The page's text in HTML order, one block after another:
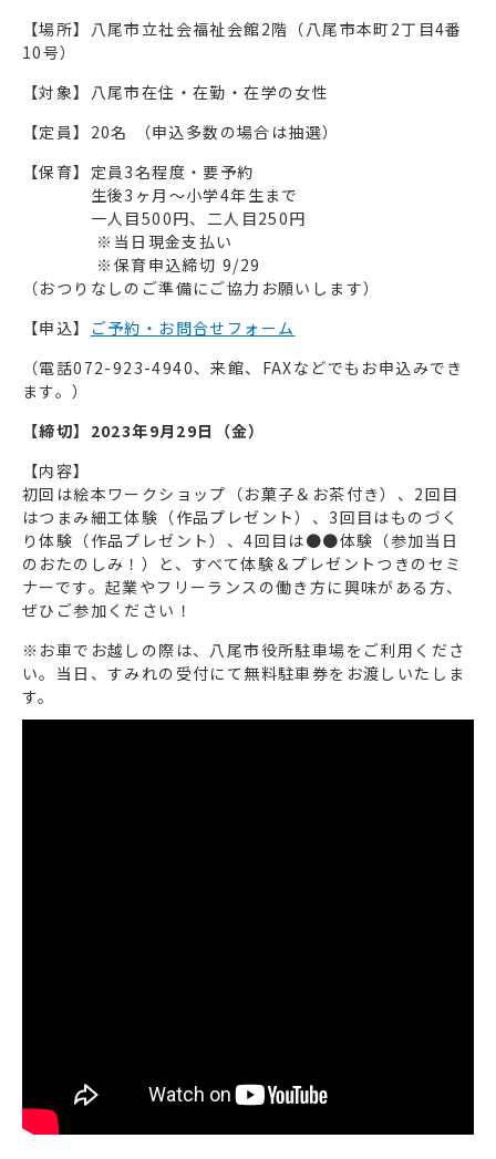
【場所】八尾市立社会福祉会館2階（八尾市本町2丁目4番
10号）
【対象】八尾市在住・在勤・在学の女性
【定員】20名 （申込多数の場合は抽選）
【保育】定員3名程度・要予約
生後3ヶ月～小学4年生まで
一人目500円、二人目250円
※当日現金支払い
※保育申込締切 9/29
（おつりなしのご準備にご協力お願いします）
【申込】
ご予約・お問合せフォーム
（電話072-923-4940、来館、FAXなどでもお申込みでき
ます。）
【締切】2023年9月29日（金）
【内容】
初回は絵本ワークショップ（お菓子＆お茶付き）、2回目
はつまみ細工体験（作品プレゼント）、3回目はものづく
り体験（作品プレゼント）、4回目は●●体験（参加当日
のおたのしみ！）と、すべて体験＆プレゼントつきのセミ
ナーです。起業やフリーランスの働き方に興味がある方、
ぜひご参加ください！
※お車でお越しの際は、八尾市役所駐車場をご利用くださ
い。当日、すみれの受付にて無料駐車券をお渡しいたしま
す。